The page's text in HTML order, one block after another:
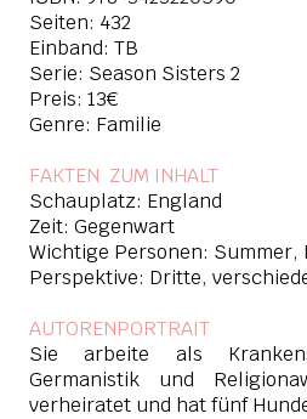
Seiten: 432
Einband: TB
Serie: Season Sisters 2
Preis: 13€
Genre: Familie
FAKTEN ZUM INHALT
Schauplatz: England
Zeit: Gegenwart
Wichtige Personen: Summer,
Perspektive: Dritte,
AUTORENPORTRAIT
Sie arbeite als
Germanistik und
verheiratet und hat fünf